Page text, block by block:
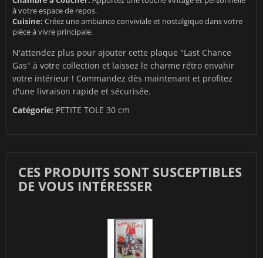
à votre espace de repos.
Cuisine: Créez une ambiance conviviale et nostalgique dans votre
pièce à vivre principale.
N'attendez plus pour ajouter cette plaque "Last Chance
Gas" à votre collection et laissez le charme rétro envahir
votre intérieur ! Commandez dès maintenant et profitez
d'une livraison rapide et sécurisée.
Catégorie: PETITE TOLE 30 cm
CES PRODUITS SONT SUSCEPTIBLES
DE VOUS INTÉRESSER